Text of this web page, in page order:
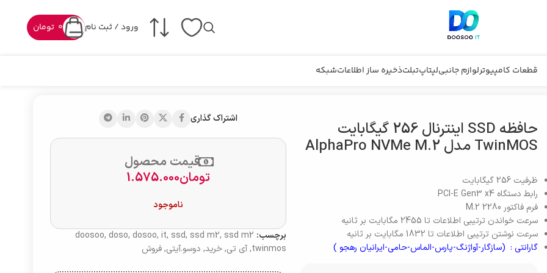
ورود / ثبت نام تومان 0
قطعات کامپیوترلوازم جانبیلپتاپتبلتذخیره ساز اطلاعاتشبکه
حافظه SSD اینترنال 256 گیگابایت
TwinMOS مدل AlphaPro NVMe M.2
ظرفیت 256 گیگابایت
رابط دستگاه PCI-E Gen3 x4
فرم فاکتور M.2 2280
سرعت خواندن ترتیبی اطلاعات تا 2455 مگابایت بر ثانیه
سرعت نوشتن ترتیبی اطلاعات تا 1832 مگابایت بر ثانیه
گارانتی : (سازگار-آواژنگ-پارس-الماس-حامی-ایرانیان رهجو )
اشتراک گذاری
قیمت محصول
تومان1.575.000
ناموجود
برچسب: doosoo, doso, dosoo, it, ssd, ssd m2, ssd m2
twinmos
, آی تی, خرید, دوسو.آیتی, فروش